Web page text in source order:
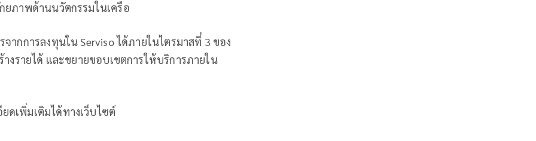
ยภาพด้านนวัตกรรมในเครือ
กการลงทุนใน Serviso ได้ภายในไตรมาสที่ 3 ของ
งรายได้ และขยายขอบเขตการให้บริการภายใน
ดเพิ่มเติมได้ทางเว็บไซต์